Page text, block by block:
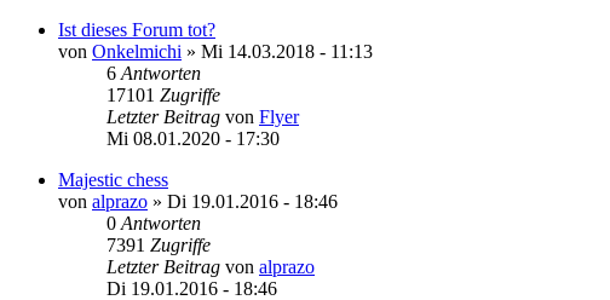
Ist dieses Forum tot?
von Onkelmichi » Mi 14.03.2018 - 11:13
6 Antworten
17101 Zugriffe
Letzter Beitrag von Flyer
Mi 08.01.2020 - 17:30
Majestic chess
von alprazo » Di 19.01.2016 - 18:46
0 Antworten
7391 Zugriffe
Letzter Beitrag von alprazo
Di 19.01.2016 - 18:46